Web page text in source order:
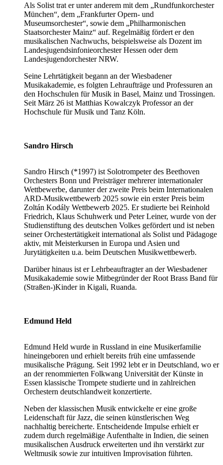
Als Solist trat er unter anderem mit dem „Rundfunkorchester
München“, dem „Frankfurter Opern- und
Museumsorchester“, sowie dem „Philharmonischen
Staatsorchester Mainz“ auf. Regelmäßig fördert er den
musikalischen Nachwuchs, beispielsweise als Dozent im
Landesjugendsinfonieorchester Hessen oder dem
Landesjugendorchester NRW.
Seine Lehrtätigkeit begann an der Wiesbadener
Musikakademie, es folgten Lehraufträge und Professuren an
den Hochschulen für Musik in Basel, Mainz und Trossingen.
Seit März 26 ist Matthias Kowalczyk Professor an der
Hochschule für Musik und Tanz Köln.
Sandro Hirsch
Sandro Hirsch (*1997) ist Solotrompeter des Beethoven
Orchesters Bonn und Preisträger mehrerer internationaler
Wettbewerbe, darunter der zweite Preis beim Internationalen
ARD-Musikwettbewerb 2025 sowie ein erster Preis beim
Zoltán Kodály Wettbewerb 2025. Er studierte bei Reinhold
Friedrich, Klaus Schuhwerk und Peter Leiner, wurde von der
Studienstiftung des deutschen Volkes gefördert und ist neben
seiner Orchestertätigkeit international als Solist und Pädagoge
aktiv, mit Meisterkursen in Europa und Asien und
Jurytätigkeiten u.a. beim Deutschen Musikwettbewerb.
Darüber hinaus ist er Lehrbeauftragter an der Wiesbadener
Musikakademie sowie Mitbegründer der Root Brass Band für
(Straßen-)Kinder in Kigali, Ruanda.
Edmund Held
Edmund Held wurde in Russland in eine Musikerfamilie
hineingeboren und erhielt bereits früh eine umfassende
musikalische Prägung. Seit 1992 lebt er in Deutschland, wo er
an der renommierten Folkwang Universität der Künste in
Essen klassische Trompete studierte und in zahlreichen
Orchestern deutschlandweit konzertierte.
Neben der klassischen Musik entwickelte er eine große
Leidenschaft für Jazz, die seinen künstlerischen Weg
nachhaltig bereicherte. Entscheidende Impulse erhielt er
zudem durch regelmäßige Aufenthalte in Indien, die seinen
musikalischen Ausdruck erweiterten und ihn verstärkt zur
Weltmusik sowie zur intuitiven Improvisation führten.